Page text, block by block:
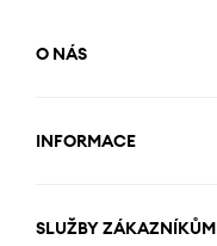
O NÁS
INFORMACE
SLUŽBY ZÁKAZNÍKŮM